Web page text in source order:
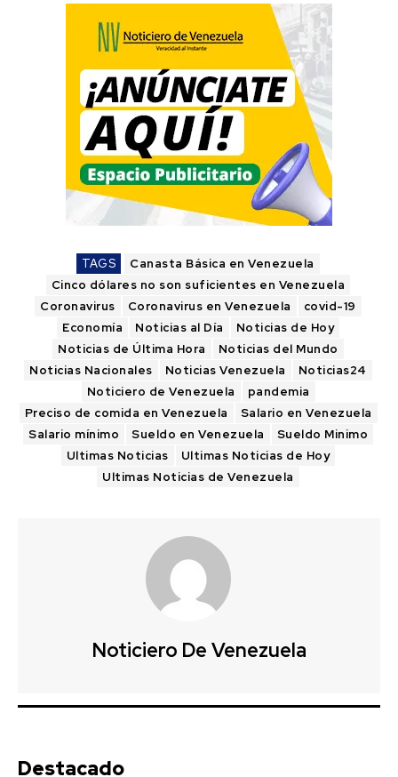
TAGS
Canasta Básica en Venezuela
Cinco dólares no son suficientes en Venezuela
Coronavirus
Coronavirus en Venezuela
covid-19
Economía
Noticias al Día
Noticias de Hoy
Noticias de Última Hora
Noticias del Mundo
Noticias Nacionales
Noticias Venezuela
Noticias24
Noticiero de Venezuela
pandemia
Preciso de comida en Venezuela
Salario en Venezuela
Salario mínimo
Sueldo en Venezuela
Sueldo Minimo
Ultimas Noticias
Ultimas Noticias de Hoy
Ultimas Noticias de Venezuela
Noticiero De Venezuela
Destacado